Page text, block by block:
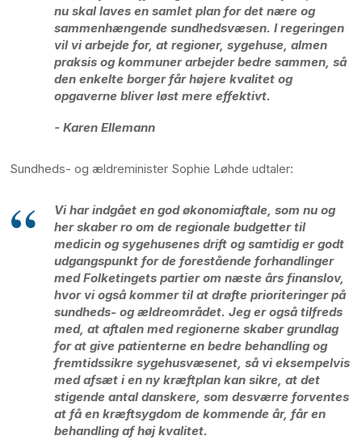
nu skal laves en samlet plan for det nære og
sammenhængende sundhedsvæsen. I regeringen
vil vi arbejde for, at regioner, sygehuse, almen
praksis og kommuner arbejder bedre sammen, så
den enkelte borger får højere kvalitet og
opgaverne bliver løst mere effektivt.
- Karen Ellemann
Sundheds- og ældreminister Sophie Løhde udtaler:
Vi har indgået en god økonomiaftale, som nu og
her skaber ro om de regionale budgetter til
medicin og sygehusenes drift og samtidig er godt
udgangspunkt for de forestående forhandlinger
med Folketingets partier om næste års finanslov,
hvor vi også kommer til at drøfte prioriteringer på
sundheds- og ældreområdet. Jeg er også tilfreds
med, at aftalen med regionerne skaber grundlag
for at give patienterne en bedre behandling og
fremtidssikre sygehusvæsenet, så vi eksempelvis
med afsæt i en ny kræftplan kan sikre, at det
stigende antal danskere, som desværre forventes
at få en kræftsygdom de kommende år, får en
behandling af høj kvalitet.